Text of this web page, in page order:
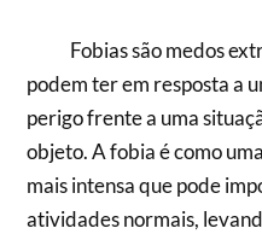
Fobias são medos
podem ter em resposta a
perigo frente a uma
objeto. A fobia é como
mais intensa que pode
atividades normais,